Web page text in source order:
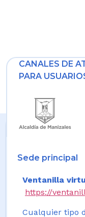
CANALES DE
PARA
Sede principal
Ventanilla
https://
Cualquier tipo